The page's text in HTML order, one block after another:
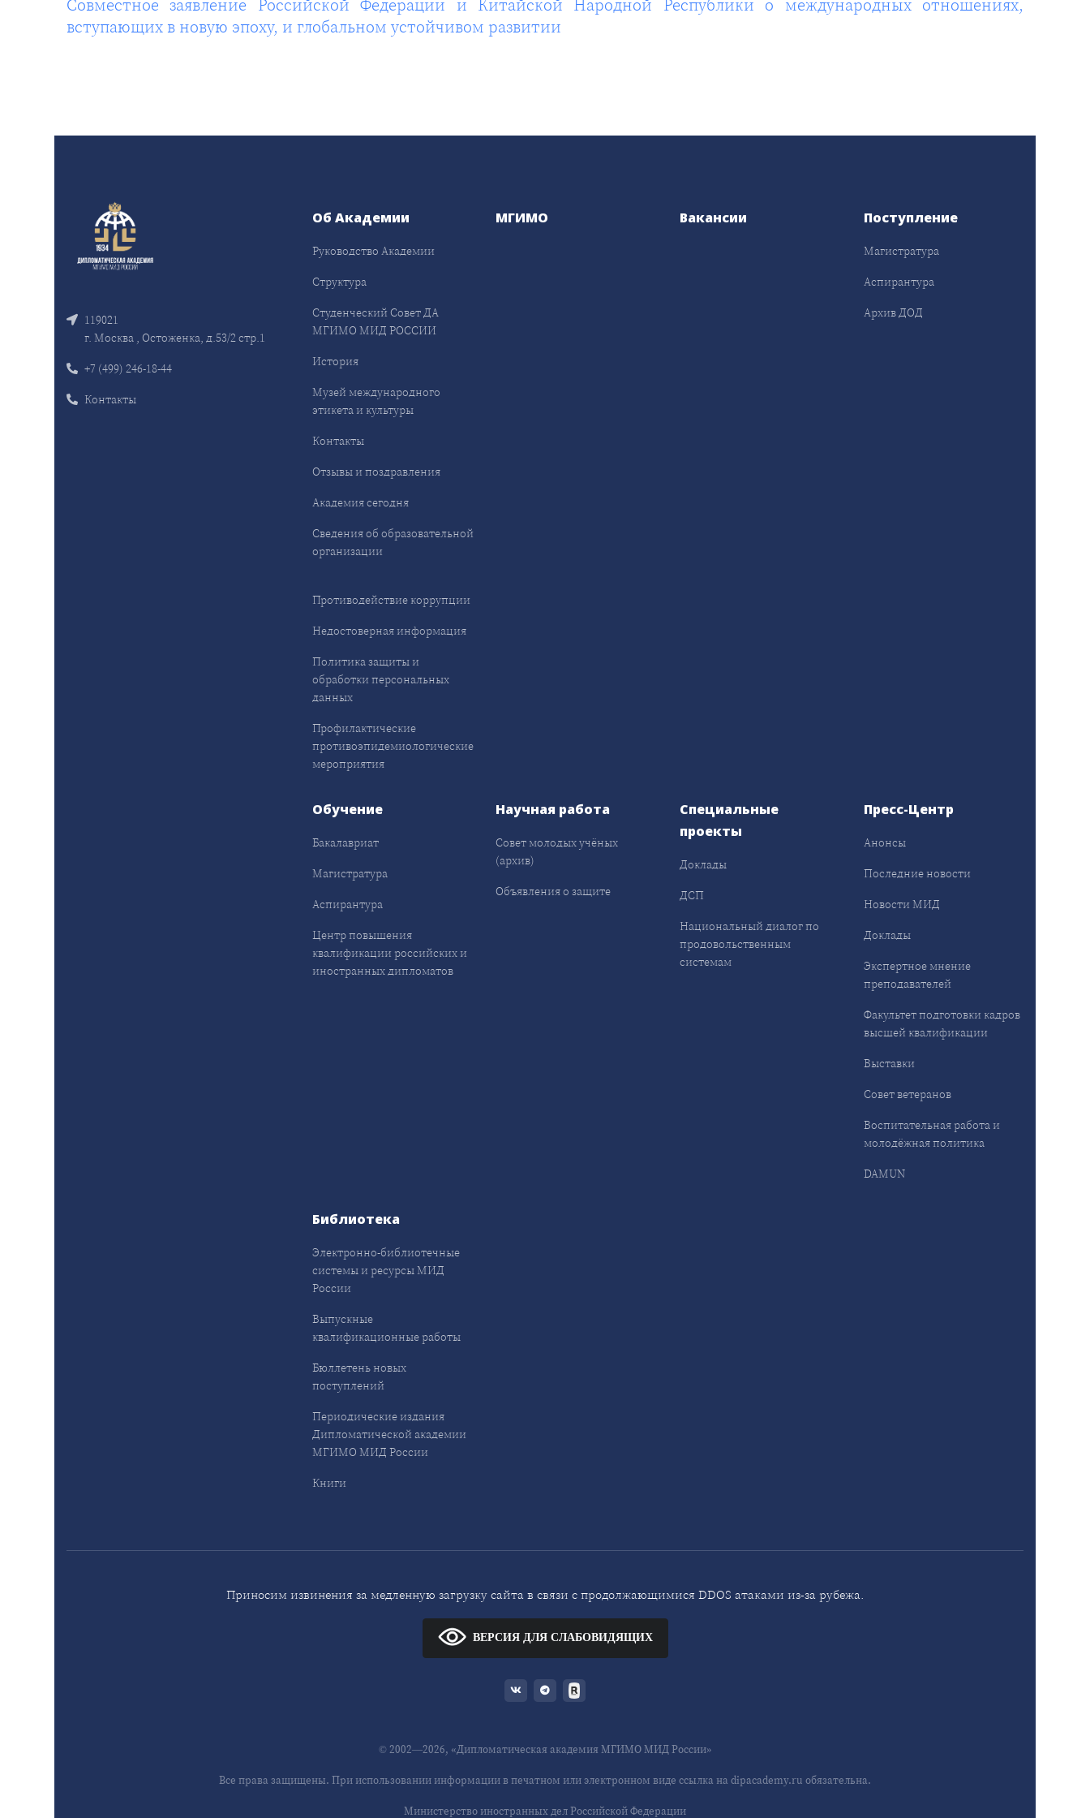
Совместное заявление Российской Федерации и Китайской Народной Республики о международных отношениях,
вступающих в новую эпоху, и глобальном устойчивом развитии
119021
г. Москва , Остоженка, д.53/2 стр.1
+7 (499) 246-18-44
Контакты
Об Академии
Руководство Академии
Структура
Студенческий Совет ДА
МГИМО МИД РОССИИ
История
Музей международного
этикета и культуры
Контакты
Отзывы и поздравления
Академия сегодня
Сведения об образовательной
организации
Противодействие коррупции
Недостоверная информация
Политика защиты и
обработки персональных
данных
Профилактические
противоэпидемиологические
мероприятия
МГИМО Вакансии Поступление
Магистратура
Аспирантура
Архив ДОД
Обучение
Бакалавриат
Магистратура
Аспирантура
Центр повышения
квалификации российских и
иностранных дипломатов
Научная работа
Совет молодых учёных
(архив)
Объявления о защите
Специальные
проекты
Доклады
ДСП
Национальный диалог по
продовольственным
системам
Пресс-Центр
Анонсы
Последние новости
Новости МИД
Доклады
Экспертное мнение
преподавателей
Факультет подготовки кадров
высшей квалификации
Выставки
Совет ветеранов
Воспитательная работа и
молодёжная политика
DAMUN
Библиотека
Электронно-библиотечные
системы и ресурсы МИД
России
Выпускные
квалификационные работы
Бюллетень новых
поступлений
Периодические издания
Дипломатической академии
МГИМО МИД России
Книги
Приносим извинения за медленную загрузку сайта в связи с продолжающимися DDOS атаками из-за рубежа.
ВЕРСИЯ ДЛЯ СЛАБОВИДЯЩИХ
© 2002—2026, «Дипломатическая академия МГИМО МИД России»
Все права защищены. При использовании информации в печатном или электронном виде ссылка на dipacademy.ru обязательна.
Министерство иностранных дел Российской Федерации